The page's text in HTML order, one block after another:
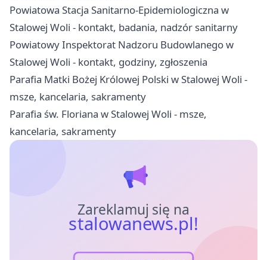
Powiatowa Stacja Sanitarno-Epidemiologiczna w
Stalowej Woli - kontakt, badania, nadzór sanitarny
Powiatowy Inspektorat Nadzoru Budowlanego w
Stalowej Woli - kontakt, godziny, zgłoszenia
Parafia Matki Bożej Królowej Polski w Stalowej Woli -
msze, kancelaria, sakramenty
Parafia św. Floriana w Stalowej Woli - msze,
kancelaria, sakramenty
Zareklamuj się na
stalowanews.pl!